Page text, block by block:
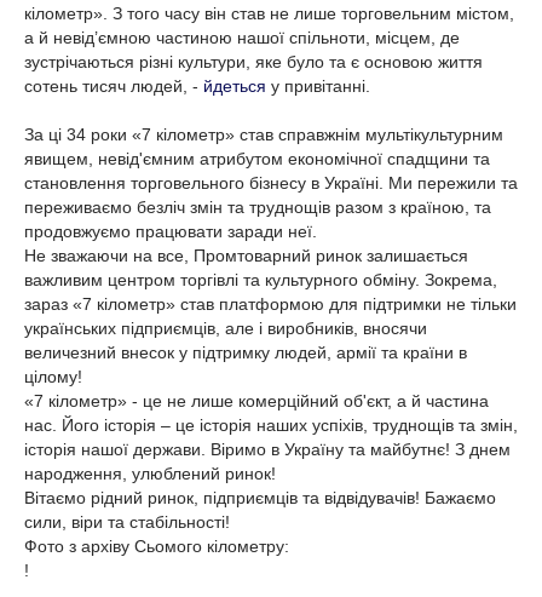
кілометр». З того часу він став не лише торговельним містом,
а й невід’ємною частиною нашої спільноти, місцем, де
зустрічаються різні культури, яке було та є основою життя
сотень тисяч людей, - йдеться у привітанні.
За ці 34 роки «7 кілометр» став справжнім мультікультурним
явищем, невід'ємним атрибутом економічної спадщини та
становлення торговельного бізнесу в Україні. Ми пережили та
переживаємо безліч змін та труднощів разом з країною, та
продовжуємо працювати заради неї.
Не зважаючи на все, Промтоварний ринок залишається
важливим центром торгівлі та культурного обміну. Зокрема,
зараз «7 кілометр» став платформою для підтримки не тільки
українських підприємців, але і виробників, вносячи
величезний внесок у підтримку людей, армії та країни в
цілому!
«7 кілометр» - це не лише комерційний об'єкт, а й частина
нас. Його історія – це історія наших успіхів, труднощів та змін,
історія нашої держави. Віримо в Україну та майбутнє! З днем
народження, улюблений ринок!
Вітаємо рідний ринок, підприємців та відвідувачів! Бажаємо
сили, віри та стабільності!
Фото з архіву Сьомого кілометру:
!